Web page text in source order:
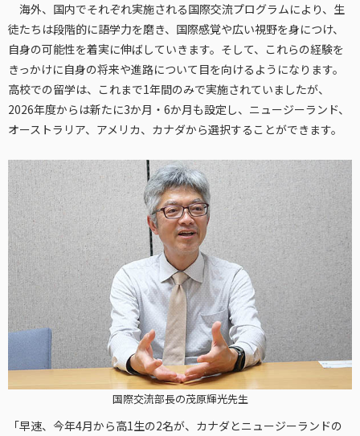
海外、国内でそれぞれ実施される国際交流プログラムにより、生
徒たちは段階的に語学力を磨き、国際感覚や広い視野を身につけ、
自身の可能性を着実に伸ばしていきます。そして、これらの経験を
きっかけに自身の将来や進路について目を向けるようになります。
高校での留学は、これまで1年間のみで実施されていましたが、
2026年度からは新たに3か月・6か月も設定し、ニュージーランド、
オーストラリア、アメリカ、カナダから選択することができます。
国際交流部長の茂原輝光先生
「早速、今年4月から高1生の2名が、カナダとニュージーランドの